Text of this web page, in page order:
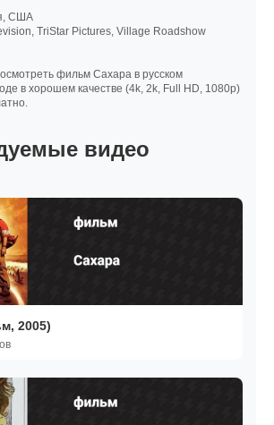
США
TriStar Pictures, Village Roadshow
фильм Сахара в русском
в хорошем качестве (4k, 2k, Full HD, 1080p)
видео
2005)